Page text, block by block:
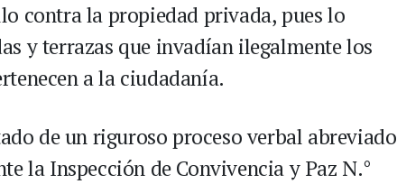
contra la propiedad privada, pues lo
y terrazas que invadían ilegalmente los
a la ciudadanía.
de un riguroso proceso verbal abreviado
la Inspección de Convivencia y Paz N.°